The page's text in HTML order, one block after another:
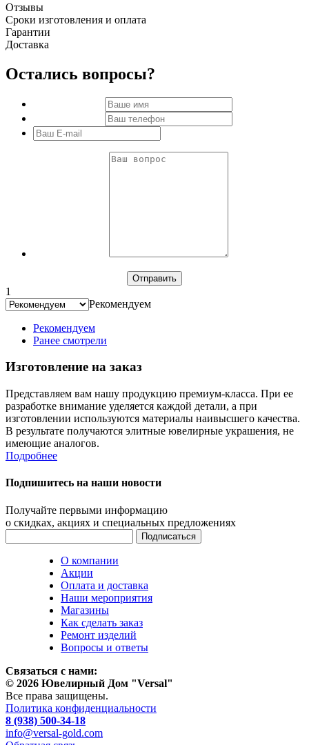
Отзывы
Сроки изготовления и оплата
Гарантии
Доставка
Остались вопросы?
1
Рекомендуем
Рекомендуем
Ранее смотрели
Изготовление на заказ
Представляем вам нашу продукцию премиум-класса. При ее
разработке внимание уделяется каждой детали, а при
изготовлении используются материалы наивысшего качества.
В результате получаются элитные ювелирные украшения, не
имеющие аналогов.
Подробнее
Подпишитесь на наши новости
Получайте первыми информацию
о скидках, акциях и специальных предложениях
О компании
Акции
Оплата и доставка
Наши мероприятия
Магазины
Как сделать заказ
Ремонт изделий
Вопросы и ответы
Связаться с нами:
© 2026 Ювелирный Дом "Versal"
Все права защищены.
Политика конфиденциальности
8 (938) 500-34-18
info@versal-gold.com